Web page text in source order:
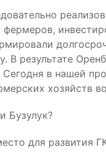
В результате
в нашей
хозяйств
Бузулук?
для развития